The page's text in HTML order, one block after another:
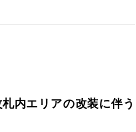
内エリアの改装に伴う